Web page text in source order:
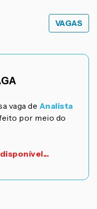
VAGAS
vaga de Analista
por meio do